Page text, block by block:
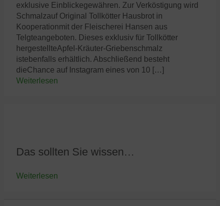
exklusive Einblickegewähren. Zur Verköstigung wird
Schmalzauf Original Tollkötter Hausbrot in
Kooperationmit der Fleischerei Hansen aus
Telgteangeboten. Dieses exklusiv für Tollkötter
hergestellteApfel-Kräuter-Griebenschmalz
istebenfalls erhältlich. Abschließend besteht
dieChance auf Instagram eines von 10 […]
Weiterlesen
Das sollten Sie wissen…
Weiterlesen